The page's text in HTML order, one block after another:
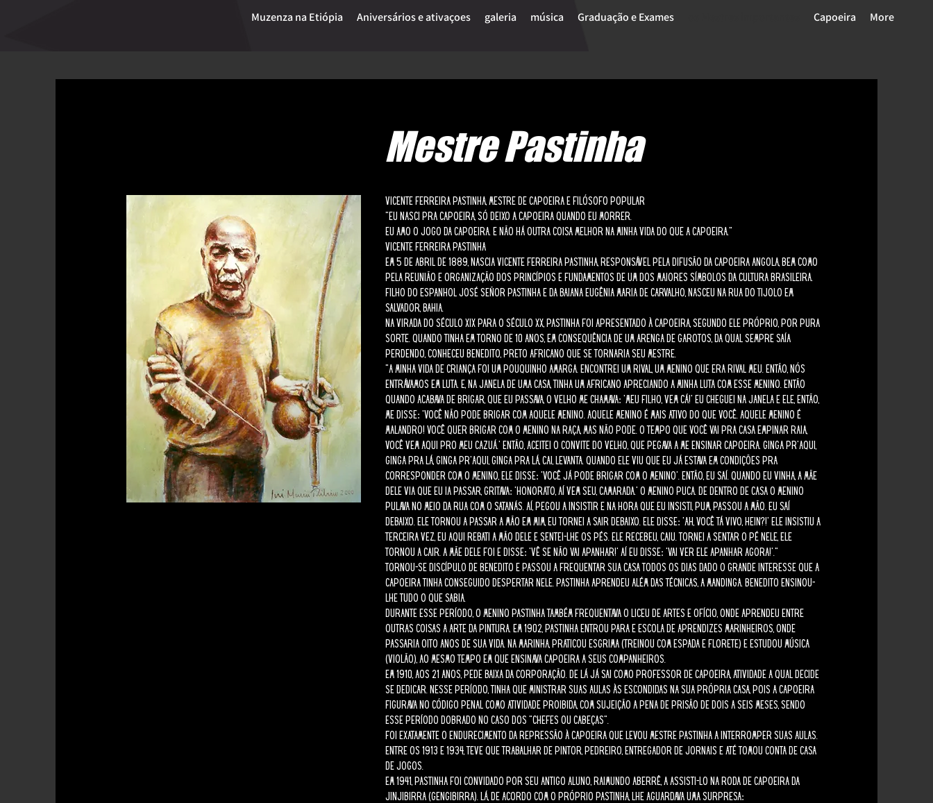
Muzenza na Etiópia Aniversários e ativaçoes galeria música Graduação e Exames Capoeira More
Mestre Pastinha
Vicente Ferreira Pastinha, mestre de capoeira e filósofo popular
“Eu nasci pra capoeira, só deixo a capoeira quando eu morrer.
Eu amo o jogo da capoeira. E não há outra coisa melhor na minha vida do que a capoeira.”
Vicente Ferreira Pastinha
Em 5 de abril de 1889, nascia Vicente Ferreira Pastinha, responsável pela difusão da Capoeira Angola, bem como
pela reunião e organização dos princípios e fundamentos de um dos maiores símbolos da cultura brasileira.
Filho do espanhol José Señor Pastinha e da baiana Eugênia Maria de Carvalho, nasceu na Rua do Tijolo em
Salvador, Bahia.
Na virada do século XIX para o século XX, Pastinha foi apresentado à capoeira, segundo ele próprio, por pura
sorte. Quando tinha em torno de 10 anos, em consequência de um arenga de garotos, da qual sempre saía
perdendo, conheceu Benedito, preto africano que se tornaria seu mestre.
“A minha vida de criança foi um pouquinho amarga. Encontrei um rival, um menino que era rival meu. Então, nós
entrávamos em luta. E, na janela de uma casa, tinha um africano apreciando a minha luta com esse menino. Então
quando acabava de brigar, que eu passava, o velho me chamava: ‘Meu filho, vem cá!’ Eu cheguei na janela e ele, então,
me disse: ‘Você não pode brigar com aquele menino. Aquele menino é mais ativo do que você. Aquele menino é
malandro! Você quer brigar com o menino na raça, mas não pode. O tempo que você vai pra casa empinar raia,
você vem aqui pro meu cazuá.’ Então, aceitei o convite do velho, que pegava a me ensinar capoeira. Ginga pr’aqui,
ginga pra lá, ginga pr’aqui, ginga pra lá, cai, levanta. Quando ele viu que eu já estava em condições pra
corresponder com o menino, ele disse: ‘Você já pode brigar com o menino’. Então, eu saí. Quando eu vinha, a mãe
dele via que eu ia passar, gritava: ‘Honorato, aí vem seu, camarada.’ O menino puca. De dentro de casa o menino
pulava no meio da rua com o satanás. Aí, pegou a insistir e na hora que eu insisti, pum, passou a mão. Eu saí
debaixo. Ele tornou a passar a mão em mim, eu tornei a sair debaixo. Ele disse: ‘Ah, você tá vivo, hein?!’ Ele insistiu a
terceira vez, eu aqui rebati a mão dele e sentei-lhe os pés. Ele recebeu, caiu. Tornei a sentar o pé nele, ele
tornou a cair. A mãe dele foi e disse: ‘Vê se não vai apanhar!’ Aí eu disse: ‘Vai ver ele apanhar agora!’.”
Tornou-se discípulo de Benedito e passou a frequentar sua casa todos os dias dado o grande interesse que a
capoeira tinha conseguido despertar nele. Pastinha aprendeu além das técnicas, a mandinga. Benedito ensinou-
lhe tudo o que sabia.
Durante esse período, o menino Pastinha também frequentava o Liceu de Artes e Ofício, onde aprendeu entre
outras coisas a arte da pintura. Em 1902, Pastinha entrou para e escola de aprendizes marinheiros, onde
passaria oito anos de sua vida. Na Marinha, praticou esgrima (treinou com espada e florete) e estudou música
(violão), ao mesmo tempo em que ensinava capoeira a seus companheiros.
Em 1910, aos 21 anos, pede baixa da corporação. De lá já sai como professor de capoeira, atividade a qual decide
se dedicar. Nesse período, tinha que ministrar suas aulas às escondidas na sua própria casa, pois a capoeira
figurava no Código Penal como atividade proibida, com sujeição a pena de prisão de dois a seis meses, sendo
esse período dobrado no caso dos “chefes ou cabeças”.
Foi exatamente o endurecimento da repressão à capoeira que levou Mestre Pastinha a interromper suas aulas.
Entre os 1913 e 1934, teve que trabalhar de pintor, pedreiro, entregador de jornais e até tomou conta de casa
de jogos.
Em 1941, Pastinha foi convidado por seu antigo aluno, Raimundo Aberrê, a assisti-lo na roda de capoeira da
Jinjibirra (Gengibirra). Lá, de acordo com o próprio Pastinha, lhe aguardava uma surpresa: